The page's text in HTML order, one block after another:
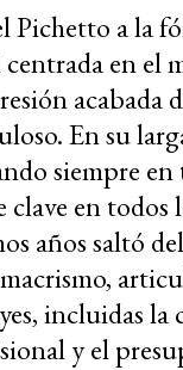
a la
en el
acabada
En su
siempre
en todos
años saltó
incluidas la
y el